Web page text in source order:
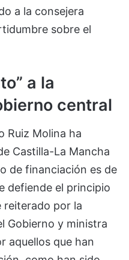
a la consejera
sobre el
a la
central
Ruiz Molina ha
Castilla-La Mancha
de financiación es de
defiende el principio
reiterado por la
Gobierno y ministra
aquellos que han